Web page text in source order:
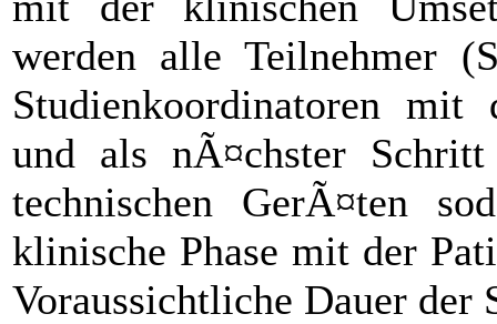
werden alle Teilnehmer
Studienkoordinatoren
und als nÃ¤chster
technischen GerÃ¤ten
klinische Phase mit der
Voraussichtliche Dauer